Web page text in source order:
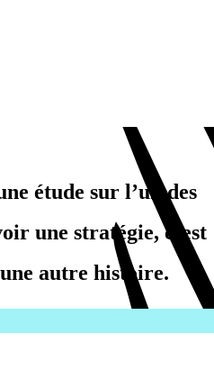
étudesur l’un des
unestratégie, c’est
autrehistoire.